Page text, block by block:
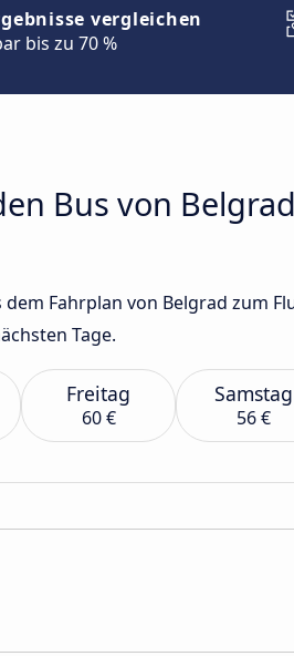
vergleichen
bis zu 70 %
Bus von
Fahrplan von Belgrad zum
Tage.
Freitag
60 €
Samstag
56 €